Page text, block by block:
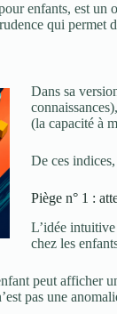
enfants, est
qui permet
Dans sa
(la capacité à
De ces
Piège n° 1 :
L’idée intuitive
chez les
peut afficher
pas une